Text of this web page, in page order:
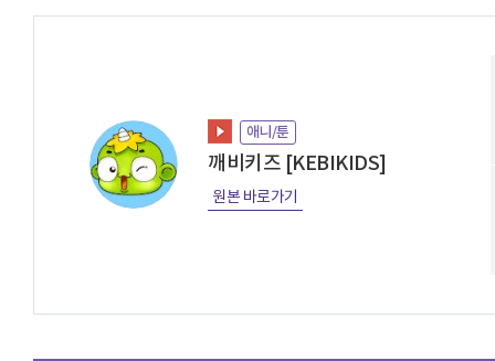
애니/툰
깨비키즈 [KEBIKIDS]
원본 바로가기